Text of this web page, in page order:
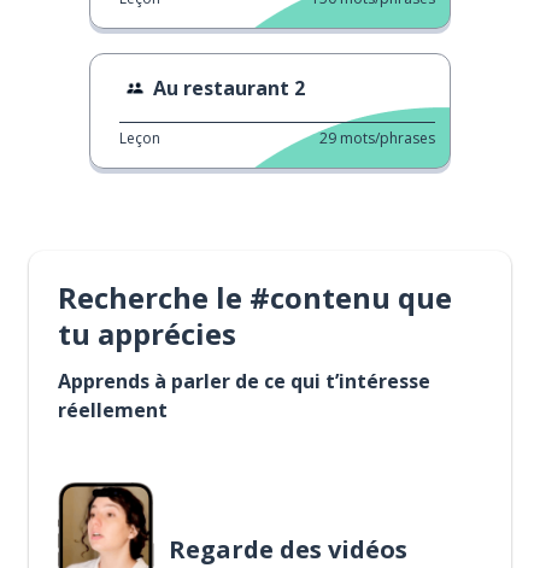
Au restaurant 2
Leçon 29 mots/phrases
Recherche le #contenu que
tu apprécies
Apprends à parler de ce qui t’intéresse
réellement
Regarde des vidéos